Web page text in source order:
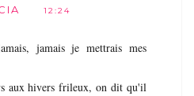
12:24
jamais je mettrais mes
aux hivers frileux, on dit qu'il